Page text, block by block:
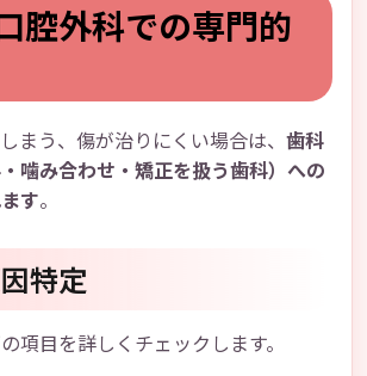
腔外科での専門的
まう、傷が治りにくい場合は、 歯科
・噛み合わせ・矯正を扱う歯科）への
す。
特定
項目を詳しくチェックします。